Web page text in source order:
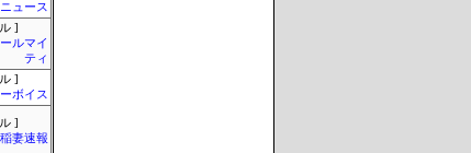
ュース
]
ルマイ
ティ
]
ボイス
]
稲妻速報